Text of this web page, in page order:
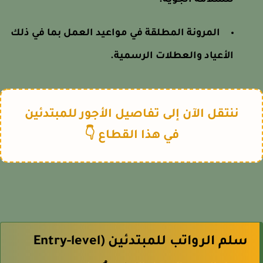
المرونة المطلقة في مواعيد العمل بما في ذلك
الأعياد والعطلات الرسمية.
ننتقل الآن إلى تفاصيل الأجور للمبتدئين
في هذا القطاع 👇
سلم الرواتب للمبتدئين (Entry-level